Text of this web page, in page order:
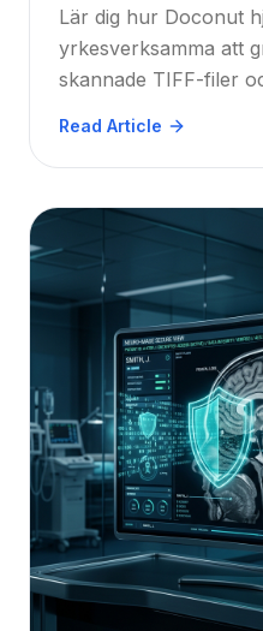
för moderna
Lär dig hur Doconut
yrkesverksamma att
skannade TIFF-filer
streaming, integrerad
dokumentgranskning.
Read Article